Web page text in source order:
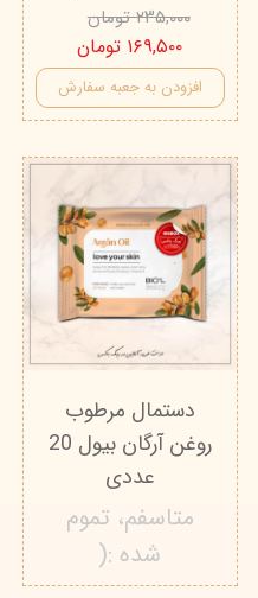
۲۳۵,۰۰۰ تومان
۱۶۹,۵۰۰ تومان
افزودن به جعبه سفارش
دستمال مرطوب
روغن آرگان بیول 20
عددی
متاسفم، تموم
شده :(